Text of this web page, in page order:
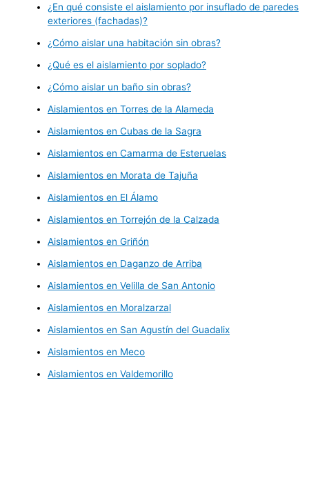
¿En qué consiste el aislamiento por insuflado de paredes
exteriores (fachadas)?
¿Cómo aislar una habitación sin obras?
¿Qué es el aislamiento por soplado?
¿Cómo aislar un baño sin obras?
Aislamientos en Torres de la Alameda
Aislamientos en Cubas de la Sagra
Aislamientos en Camarma de Esteruelas
Aislamientos en Morata de Tajuña
Aislamientos en El Álamo
Aislamientos en Torrejón de la Calzada
Aislamientos en Griñón
Aislamientos en Daganzo de Arriba
Aislamientos en Velilla de San Antonio
Aislamientos en Moralzarzal
Aislamientos en San Agustín del Guadalix
Aislamientos en Meco
Aislamientos en Valdemorillo